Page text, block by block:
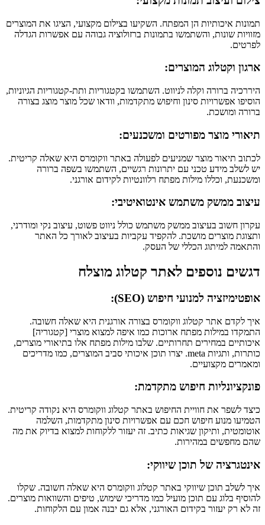
תמונות איכותיות הן המפתח. השקיעו בצילום מקצועי, הציגו את המוצרים
מזוויות שונות, והשתמשו בתמונות ברזולוציה גבוהה עם אפשרות הגדלה
לפרטים.
ארגון וקטלוג המוצרים:
היררכיה ברורה וקלה לניווט. השתמשו בקטגוריות ותת-קטגוריות הגיוניות,
הוסיפו אפשרויות סינון וחיפוש מתקדמות, וודאו שכל מוצר מוצג בצורה
ברורה ומושכת.
תיאורי מוצר מפורטים ומשכנעים:
לכתוב תיאור מוצר שמניעים לפעולה באתר ווקומרס היא שאלה קריטית.
יש לשלב מידע טכני עם יתרונות רגשיים, השתמשו בשפה ברורה
ומשכנעת, וכללו מילות מפתח רלוונטיות לקידום אורגני.
עיצוב ממשק משתמש אינטואיטיבי:
עקרון חשוב בעיצוב ממשק משתמש כולל ניווט פשוט, עיצוב נקי ומודרני,
ותצוגת מוצרים מושכת. להקפיד עקביות בעיצוב לאורך כל האתר
והתאמה למיתוג הכללי של העסק.
דגשים נוספים לאתר קטלוג מוצלח
אופטימיזציה למנועי חיפוש (SEO):
איך לקדם אתר קטלוג ווקומרס בצורה אורגנית היא שאלה חשובה.
התמקדו במילות מפתח ארוכות כמו איפה למצוא מוצרי [קטגוריה]
איכותיים במחירים תחרותיים. שלבו מילות מפתח אלו בתיאורי מוצרים,
כותרות, ותגיות meta. יצרו תוכן איכותי סביב המוצרים, כמו מדריכים
ומאמרים מקצועיים.
פונקציונליות חיפוש מתקדמת:
כיצד לשפר את חוויית החיפוש באתר קטלוג ווקומרס היא נקודה קריטית.
הטמיעו מנוע חיפוש חכם עם אפשרויות סינון מתקדמות, השלמה
אוטומטית, ותיקון שגיאות כתיב. זה יעזור ללקוחות למצוא בדיוק את מה
שהם מחפשים במהירות.
אינטגרציה של תוכן שיווקי:
איך לשלב תוכן שיווקי באתר קטלוג ווקומרס היא שאלה חשובה. שקלו
להוסיף בלוג עם תוכן מועיל כמו מדריכי שימוש, טיפים והשוואות מוצרים.
זה לא רק יעזור בקידום האורגני, אלא גם יבנה אמון עם הלקוחות.